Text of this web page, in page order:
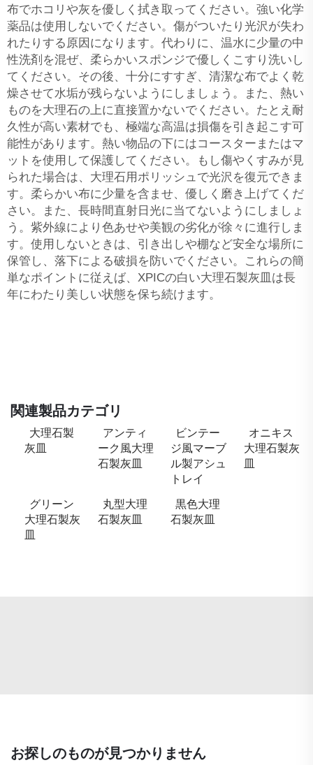
布でホコリや灰を優しく拭き取ってください。強い化学
薬品は使用しないでください。傷がついたり光沢が失わ
れたりする原因になります。代わりに、温水に少量の中
性洗剤を混ぜ、柔らかいスポンジで優しくこすり洗いし
てください。その後、十分にすすぎ、清潔な布でよく乾
燥させて水垢が残らないようにしましょう。また、熱い
ものを大理石の上に直接置かないでください。たとえ耐
久性が高い素材でも、極端な高温は損傷を引き起こす可
能性があります。熱い物品の下にはコースターまたはマ
ットを使用して保護してください。もし傷やくすみが見
られた場合は、大理石用ポリッシュで光沢を復元できま
す。柔らかい布に少量を含ませ、優しく磨き上げてくだ
さい。また、長時間直射日光に当てないようにしましょ
う。紫外線により色あせや美観の劣化が徐々に進行しま
す。使用しないときは、引き出しや棚など安全な場所に
保管し、落下による破損を防いでください。これらの簡
単なポイントに従えば、XPICの白い大理石製灰皿は長
年にわたり美しい状態を保ち続けます。
関連製品カテゴリ
大理石製
灰皿
アンティ
ーク風大理
石製灰皿
ビンテー
ジ風マーブ
ル製アシュ
トレイ
オニキス
大理石製灰
皿
グリーン
大理石製灰
皿
丸型大理
石製灰皿
黒色大理
石製灰皿
お探しのものが見つかりません